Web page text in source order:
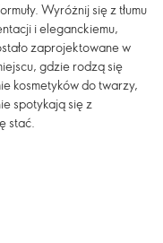
Wyróżnij się z tłumu
i eleganckiemu,
zaprojektowane w
gdzie rodzą się
kosmetyków do twarzy,
spotykają się z
stać.